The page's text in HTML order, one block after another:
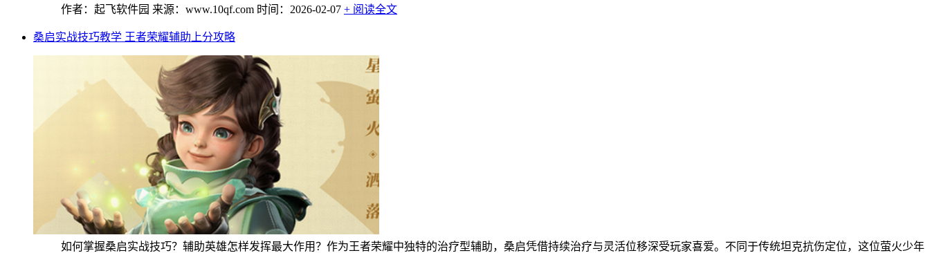
作者：起飞软件园 来源：www.10qf.com 时间：2026-02-07 + 阅读全文
桑启实战技巧教学 王者荣耀辅助上分攻略
如何掌握桑启实战技巧？辅助英雄怎样发挥最大作用？作为王者荣耀中独特的治疗型辅助，桑启凭借持续治疗与灵活位移深受玩家喜爱。不同于传统坦克抗伤定位，这位萤火少年